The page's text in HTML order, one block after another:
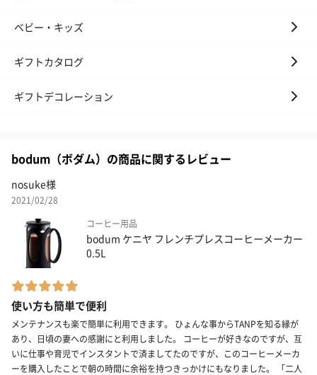
ベビー・キッズ
ギフトカタログ
ギフトデコレーション
bodum（ボダム）の商品に関するレビュー
nosuke様
2021/02/28
コーヒー用品
bodum ケニヤ フレンチプレスコーヒーメーカー
0.5L
使い方も簡単で便利
メンテナンスも楽で簡単に利用できます。 ひょんな事からTANPを知る縁が
あり、日頃の妻への感謝にと利用しました。 コーヒーが好きなのですが、互
いに仕事や育児でインスタントで済ましてたのですが、このコーヒーメーカ
ーを購入したことで朝の時間に余裕を持つきっかけにもなりました。 「二人